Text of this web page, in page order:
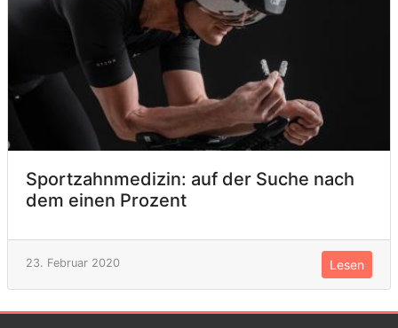
Sportzahnmedizin: auf der Suche nach
dem einen Prozent
23. Februar 2020 Lesen